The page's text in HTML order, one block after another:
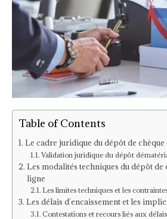
Table of Contents
Le cadre juridique du dépôt de chèque
Validation juridique du dépôt
Les modalités techniques du dépôt de
ligne
Les limites techniques et les
Les délais d’encaissement et les
Contestations et recours liés aux délais